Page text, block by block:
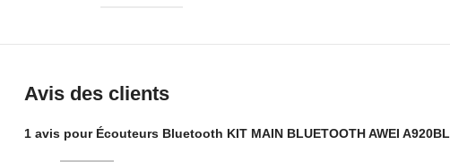
Avis des clients
1 avis pour Écouteurs Bluetooth KIT MAIN BLUETOOTH AWEI A920BL